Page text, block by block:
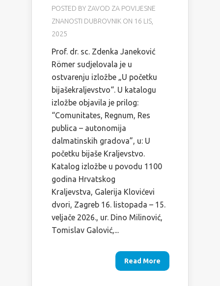
POSTED BY ZAVOD ZA POVIJESNE
ZNANOSTI DUBROVNIK ON 16 LIS,
2025
Prof. dr. sc. Zdenka Janeković
Römer sudjelovala je u
ostvarenju izložbe „U početku
bijašekraljevstvo“. U katalogu
izložbe objavila je prilog:
“Comunitates, Regnum, Res
publica – autonomija
dalmatinskih gradova”, u: U
početku bijaše Kraljevstvo.
Katalog izložbe u povodu 1100
godina Hrvatskog
Kraljevstva, Galerija Klovićevi
dvori, Zagreb 16. listopada – 15.
veljače 2026., ur. Dino Milinović,
Tomislav Galović,...
Read More